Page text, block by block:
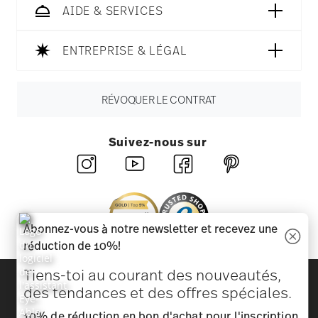
AIDE & SERVICES
ENTREPRISE & LÉGAL
RÉVOQUER LE CONTRAT
Suivez-nous sur
Découvrez toutes nos marques
Beauté et fonctionnalité pour votre maison
Abonnez-vous à notre newsletter et recevez une
réduction de 10%!
Tiens-toi au courant des nouveautés,
des tendances et des offres spéciales.